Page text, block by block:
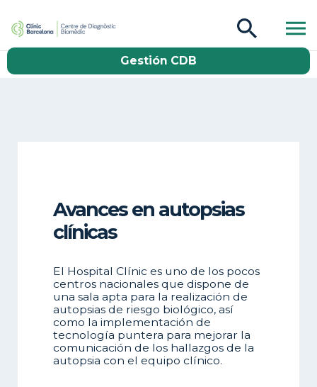
Gestión CDB
Avances en autopsias
clínicas
El Hospital Clínic es uno de los pocos
centros nacionales que dispone de
una sala apta para la realización de
autopsias de riesgo biológico, así
como la implementación de
tecnología puntera para mejorar la
comunicación de los hallazgos de la
autopsia con el equipo clínico.